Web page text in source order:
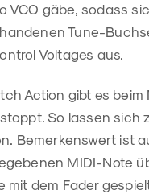
VCO gäbe, sodass
Tune-
Voltages aus.
Action gibt es
So lassen sich
Bemerkenswert ist
MIDI-Note
mit dem Fader